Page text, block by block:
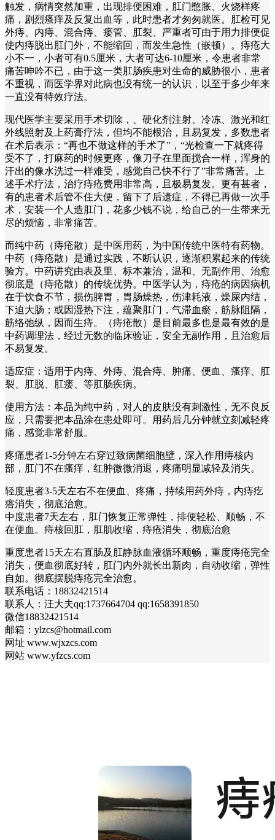
触发，病情突然加重，出现排便困难，肛门憋胀、火烧样疼
痛，剧烈瘙痒及反复出血等，此时患者才匆匆就医。肛检可见
外痔、内痔、混合痔、瘘管、肛裂、严重者可由于用力排便促
使内痔脱出肛门外，不能缩回，而发生急性（嵌顿）。痔疮大
小不一，小者可有0.5厘米，大者可达6-10厘米，令患者非常
痛苦呻吟不已，由于这一类肛肠疾患对生命的威胁很小，患者
不重视，而医学界对此病也没有统一的认识，以至于多少年来
一直没有特效疗法。
现代医学主要采用手术切除，、硬化剂注射、冷冻、激光和红
外线照射及上药膏疗法，但均不能根治，且易复发，多数患者
在术后表示：“再也不做这样的手术了”，“光检查一下就疼得
受不了，打麻药的时候更疼，像刀子在里面搅合一样，浑身的
汗出的像水洗过一样难受，感觉自己快不行了”非常痛苦。上
述手术疗法，治疗痔疮费用非常高，且极易复发。更有甚者，
有的患者术后管不住大便，留下了后遗症，不得已再做一次手
术，安装一个人造肛门，花多少钱不说，给自己的一生带来无
尽的烦恼，非常痛苦。
而纯中药（痔疮散）是中医用药，为中国传统中医特有药物。
中药（痔疮散）是通过实践，不断认识，逐渐积累起来的传统
验方。中药讲究由表及里、标本兼治，温和、无副作用、治愈
彻底是（痔疮散）的传统优势。中医学认为，痔疮的病因病机
在于饮食不节，损伤脾胃，胃肠燥热，伤津耗液，燥屎内结，
下迫大肠；或因湿热下注，蕴聚肛门，气滞血瘀，筋脉阻隔，
筋络弛纵，因而生痔。（痔疮散）是目前最多也是最有效的是
中药调理法，经过无数的临床验证，安全无副作用，且治愈后
不易复发。
适应症：适用于内痔、外痔、混合痔、肿痛、便血、瘙痒、肛
裂、肛脱、肛瘘、等肛肠疾病。
使用方法：本品为纯中药，对人的皮肤没有刺激性，无不良反
应，只需要把本品涂在患处即可。用药后几分钟就立刻减轻疼
痛，感觉非常舒服。
疼痛患者1-5分钟左右穿过致病菌细胞壁，深入作用痔核内
部，肛门不在瘙痒，红肿微微消退，疼痛明显减轻及消失。
轻度患者3-5天左右不在便血、疼痛，持续用药外痔，内痔疙
瘩消失，彻底治愈。
中度患者7天左右，肛门恢复正常弹性，排便轻松、顺畅，不
在便血。痔核回肛，肛肌收缩，痔疮消失，彻底治愈
重度患者15天左右直肠及肛静脉血液循环顺畅，重度痔疮完全
消失，便血彻底好转，肛门内外就长出新肉，自动收缩，弹性
自如。彻底摆脱痔疮完全治愈。
联系电话：18832421514
联系人：汪大夫qq:1737664704 qq:1658391850
微信18832421514
邮箱：ylzcs@hotmail.com
网址 www.wjxzcs.com
网站 www.yfzcs.com